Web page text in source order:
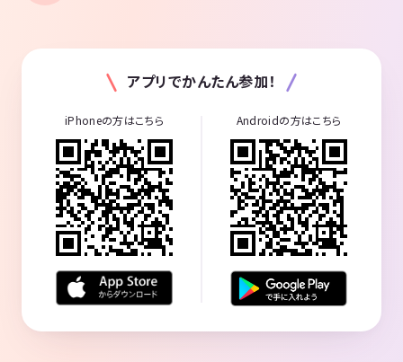
アプリでかんたん参加！
iPhoneの方はこちら Androidの方はこちら